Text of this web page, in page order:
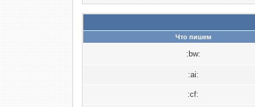
Что пишем
:bw:
:ai:
:cf: